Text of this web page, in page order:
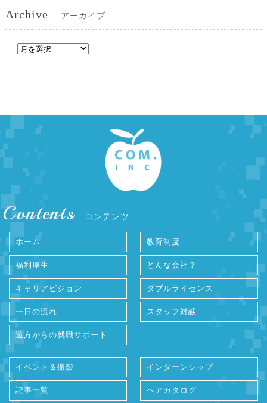
Archive アーカイブ
Contents コンテンツ
ホーム 教育制度
福利厚生 どんな会社？
キャリアビジョン ダブルライセンス
一日の流れ スタッフ対談
遠方からの就職サポート
イベント＆撮影 インターンシップ
記事一覧 ヘアカタログ